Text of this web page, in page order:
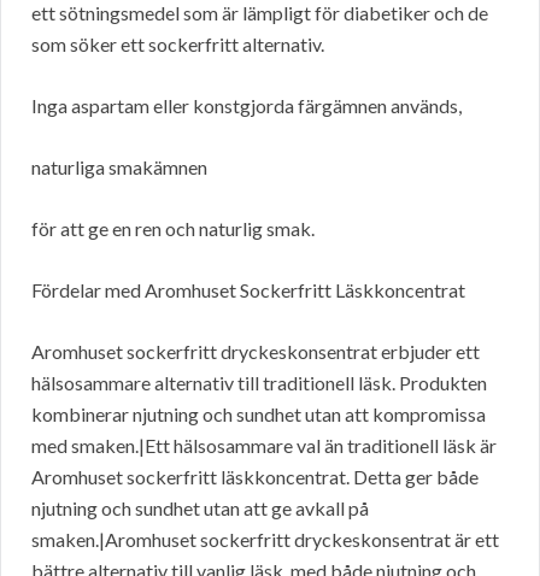
ett sötningsmedel som är lämpligt för diabetiker och de
som söker ett sockerfritt alternativ.
Inga aspartam eller konstgjorda färgämnen används,
naturliga smakämnen
för att ge en ren och naturlig smak.
Fördelar med Aromhuset Sockerfritt Läskkoncentrat
Aromhuset sockerfritt dryckeskonsentrat erbjuder ett
hälsosammare alternativ till traditionell läsk. Produkten
kombinerar njutning och sundhet utan att kompromissa
med smaken.|Ett hälsosammare val än traditionell läsk är
Aromhuset sockerfritt läskkoncentrat. Detta ger både
njutning och sundhet utan att ge avkall på
smaken.|Aromhuset sockerfritt dryckeskonsentrat är ett
bättre alternativ till vanlig läsk, med både njutning och